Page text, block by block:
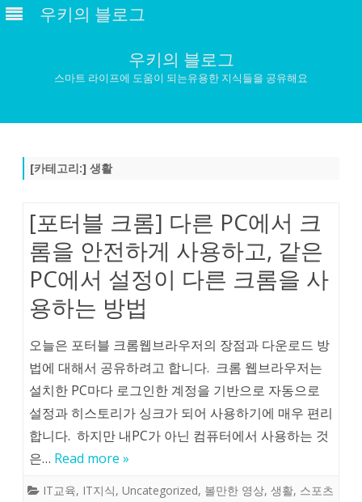
우키의 블로그
우키의 블로그
스마트 라이프에 도움이 되는유용한 지식들을 공유해요
[카테고리:] 생활
[포터블 크롬] 다른 PC에서 크
롬을 안전하게 사용하고, 같은
PC에서 설정이 다른 크롬을 사
용하는 방법
오늘은 포터블 크롬웹브라우저의 장점과 다운로드 방
법에 대해서 공유하려고 합니다. 크롬 웹브라우저는
설치한 PC마다 로그인한 계정을 기반으로 자동으로
설정과 히스토리가 싱크가 되어 사용하기에 매우 편리
합니다. 하지만 내PC가 아닌 컴퓨터에서 사용하는 것
은… Read more »
IT교육, IT지식, Uncategorized, 볼만한 영상, 생활, 스포츠